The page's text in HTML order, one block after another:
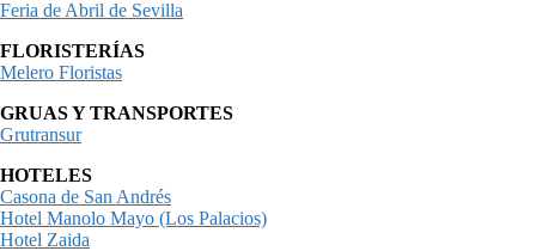
Feria de Abril de Sevilla
FLORISTERÍAS
Melero Floristas
GRUAS Y TRANSPORTES
Grutransur
HOTELES
Casona de San Andrés
Hotel Manolo Mayo (Los Palacios)
Hotel Zaida